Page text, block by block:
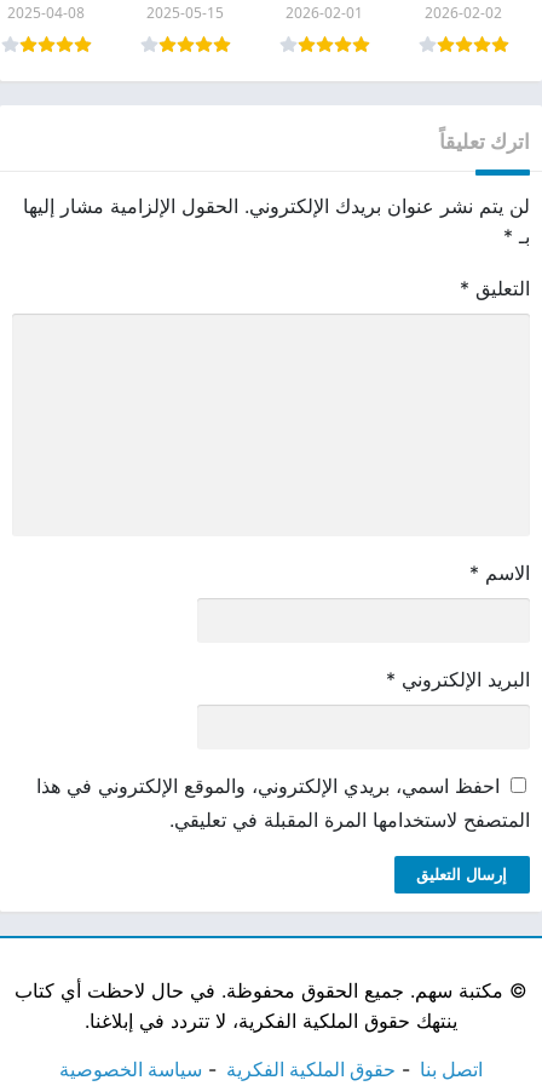
2026-02-02
2026-02-01
2025-05-15
2025-04-08
اترك تعليقاً
لن يتم نشر عنوان بريدك الإلكتروني. الحقول الإلزامية مشار إليها
بـ *
التعليق *
الاسم *
البريد الإلكتروني *
احفظ اسمي، بريدي الإلكتروني، والموقع الإلكتروني في هذا
المتصفح لاستخدامها المرة المقبلة في تعليقي.
© مكتبة سهم. جميع الحقوق محفوظة. في حال لاحظت أي كتاب
ينتهك حقوق الملكية الفكرية، لا تتردد في إبلاغنا.
اتصل بنا حقوق الملكية الفكرية
سياسة الخصوصية